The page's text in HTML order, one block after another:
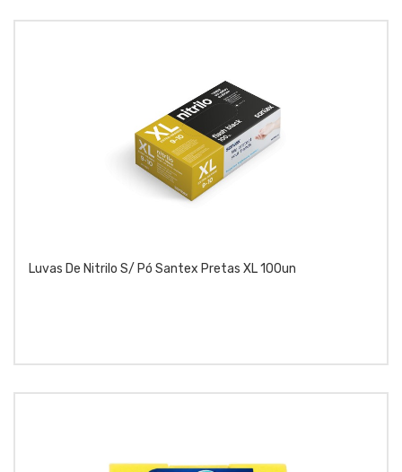
Luvas De Nitrilo S/ Pó Santex Pretas XL 100un